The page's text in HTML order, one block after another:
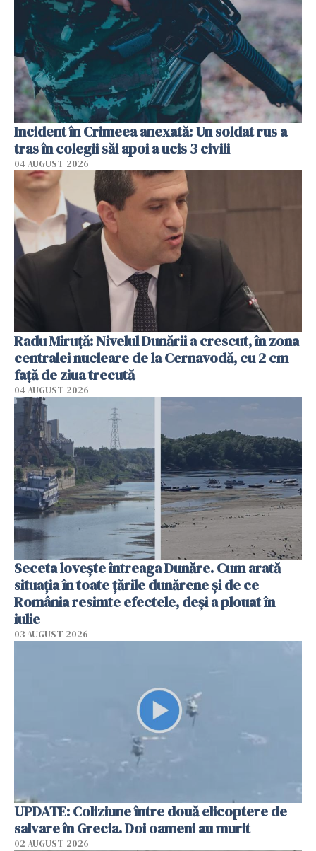
Incident în Crimeea anexată: Un soldat rus a
tras în colegii săi apoi a ucis 3 civili
04 AUGUST 2026
Radu Miruţă: Nivelul Dunării a crescut, în zona
centralei nucleare de la Cernavodă, cu 2 cm
faţă de ziua trecută
04 AUGUST 2026
Seceta lovește întreaga Dunăre. Cum arată
situația în toate țările dunărene și de ce
România resimte efectele, deși a plouat în
iulie
03 AUGUST 2026
UPDATE: Coliziune între două elicoptere de
salvare în Grecia. Doi oameni au murit
02 AUGUST 2026